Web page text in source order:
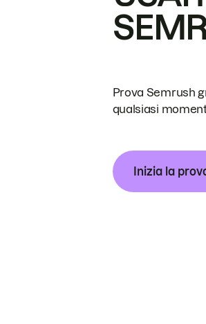
Prova Semrush
qualsiasi
Inizia la